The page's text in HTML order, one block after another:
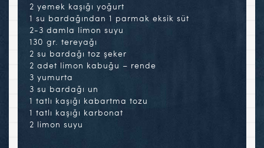
2 yemek kaşığı yoğurt
1 su bardağından 1 parmak eksik süt
2-3 damla limon suyu
130 gr. tereyağı
2 su bardağı toz şeker
2 adet limon kabuğu – rende
3 yumurta
3 su bardağı un
1 tatlı kaşığı kabartma tozu
1 tatlı kaşığı karbonat
2 limon suyu